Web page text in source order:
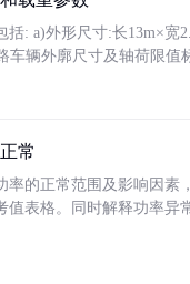
括: a)外形尺寸:长13m×宽
车辆外廓尺寸及轴荷限值
常
率的正常范围及影响因素
值表格。同时解释功率